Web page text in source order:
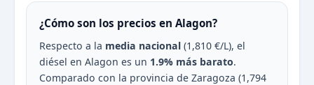
¿Cómo son los precios en Alagon?
Respecto a la media nacional (1,810 €/L), el
diésel en Alagon es un 1.9% más barato.
Comparado con la provincia de Zaragoza (1,794